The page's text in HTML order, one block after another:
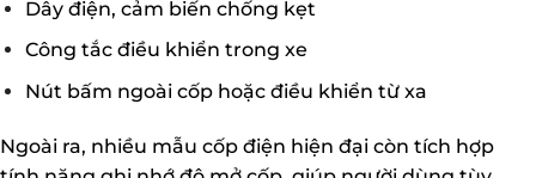
Dây điện, cảm biến chống kẹt
Công tắc điều khiển trong xe
Nút bấm ngoài cốp hoặc điều khiển từ xa
Ngoài ra, nhiều mẫu cốp điện hiện đại còn tích hợp